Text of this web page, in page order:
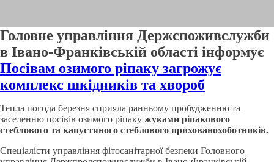
Головне управління Держспоживслужби
в Івано-Франківській області інформує
Посівам озимого ріпаку загрожує
комплекс шкідників та хвороб
Тепла погода березня сприяла ранньому пробудженню та
заселенню посівів озимого ріпаку жуками ріпакового
стеблового та капустяного стеблового прихованохоботників.
Спеціалісти управління фітосанітарної безпеки Головного